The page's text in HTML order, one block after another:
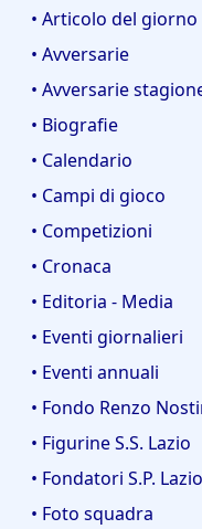
• Articolo del giorno
• Avversarie
• Avversarie
• Biografie
• Calendario
• Campi di gioco
• Competizioni
• Cronaca
• Editoria - Media
• Eventi giornalieri
• Eventi annuali
• Fondo Renzo
• Figurine S.S. Lazio
• Fondatori S.P. Lazio
• Foto squadra